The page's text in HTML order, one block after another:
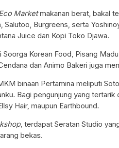
Marketmakanan berat, bakal
Salutoo, Burgreens, serta
Juice dan Kopi Toko Djawa.
Soorga Korean Food, Pisang
dan Animo Bakeri juga
binaan Pertamina meliputi
Bagi pengunjung yang tertarik
Hair, maupun Earthbound.
, terdapat Seratan Studio
bekas.